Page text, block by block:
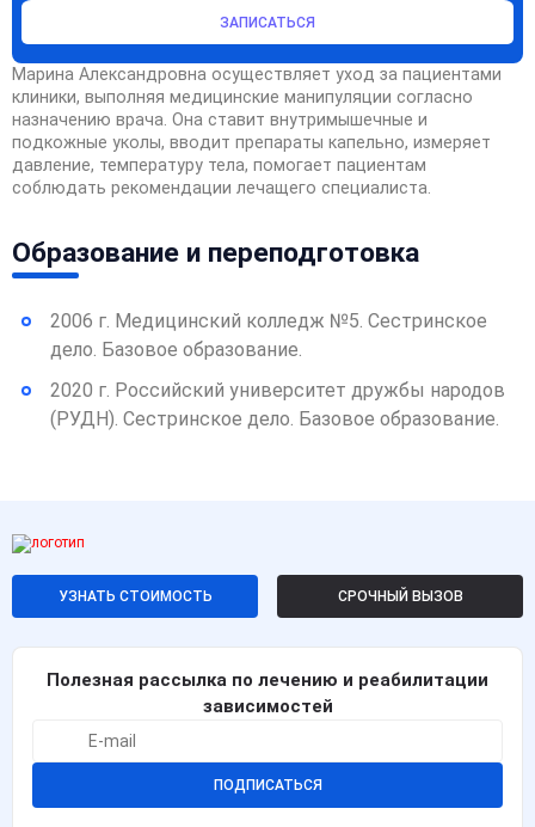
ЗАПИСАТЬСЯ
Марина Александровна осуществляет уход за пациентами
клиники, выполняя медицинские манипуляции согласно
назначению врача. Она ставит внутримышечные и
подкожные уколы, вводит препараты капельно, измеряет
давление, температуру тела, помогает пациентам
соблюдать рекомендации лечащего специалиста.
Образование и переподготовка
2006 г. Медицинский колледж №5. Сестринское
дело. Базовое образование.
2020 г. Российский университет дружбы народов
(РУДН). Сестринское дело. Базовое образование.
УЗНАТЬ СТОИМОСТЬ СРОЧНЫЙ ВЫЗОВ
Полезная рассылка по лечению и реабилитации
зависимостей
ПОДПИСАТЬСЯ